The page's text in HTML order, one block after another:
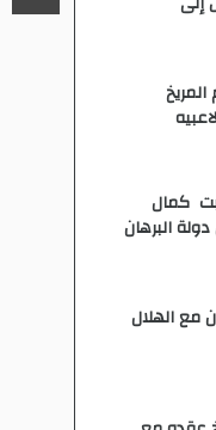
كمال
البرهان
مع الهلال